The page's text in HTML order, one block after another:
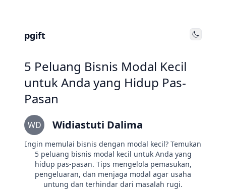
pgift Toggle
5 Peluang Bisnis Modal Kecil
untuk Anda yang Hidup Pas-
Pasan
WD Widiastuti Dalima
Ingin memulai bisnis dengan modal kecil? Temukan
5 peluang bisnis modal kecil untuk Anda yang
hidup pas-pasan. Tips mengelola pemasukan,
pengeluaran, dan menjaga modal agar usaha
untung dan terhindar dari masalah rugi.